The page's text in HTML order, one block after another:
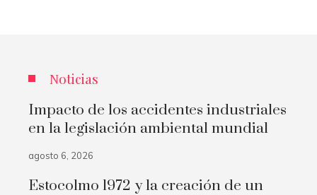
Noticias
Impacto de los accidentes industriales
en la legislación ambiental mundial
agosto 6, 2026
Estocolmo 1972 y la creación de un